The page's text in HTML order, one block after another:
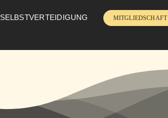
SELBSTVERTEIDIGUNG MITGLIEDSCHAFT